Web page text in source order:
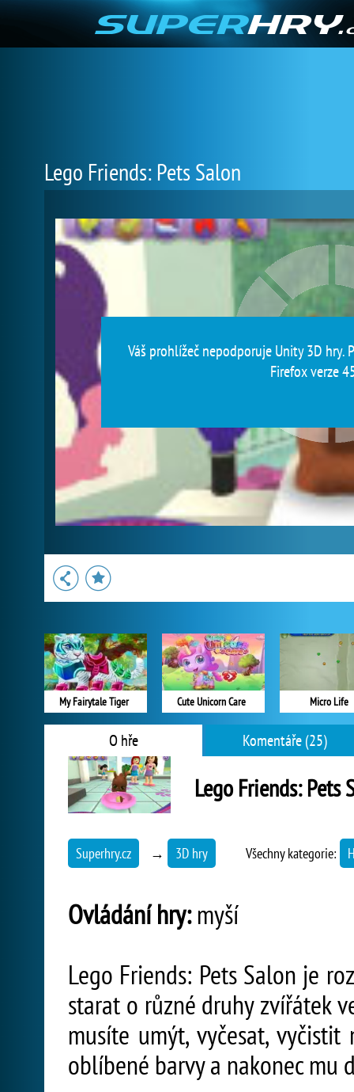
Lego Friends: Pets Salon
Váš prohlížeč nepodporuje Unity 3D
Firefox verze
My Fairytale Tiger Cute Unicorn Care Micro Life
O hře Komentáře (25)
Lego Friends: Pets
Superhry.cz → 3D hry Všechny kategorie:
Ovládání hry:myší
Lego Friends: Pets Salon je
starat o různé druhy zvířátek
musíte umýt, vyčesat,
oblíbené barvy a nakonec